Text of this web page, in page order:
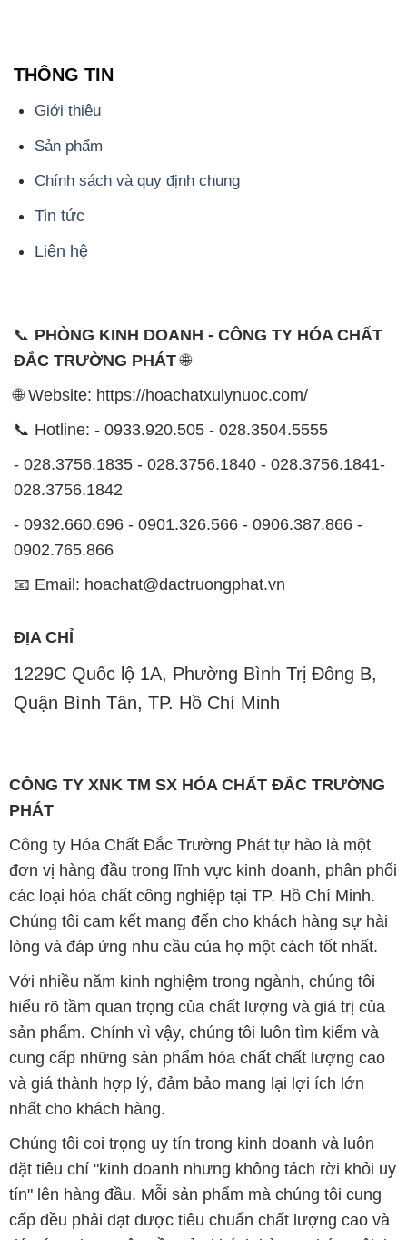
THÔNG TIN
Giới thiệu
Sản phẩm
Chính sách và quy định chung
Tin tức
Liên hệ
📞 PHÒNG KINH DOANH - CÔNG TY HÓA CHẤT
ĐẮC TRƯỜNG PHÁT🌐
🌐 Website: https://hoachatxulynuoc.com/
📞 Hotline: - 0933.920.505 - 028.3504.5555
- 028.3756.1835 - 028.3756.1840 - 028.3756.1841-
028.3756.1842
- 0932.660.696 - 0901.326.566 - 0906.387.866 -
0902.765.866
📧 Email: hoachat@dactruongphat.vn
ĐỊA CHỈ
1229C Quốc lộ 1A, Phường Bình Trị Đông B,
Quận Bình Tân, TP. Hồ Chí Minh
CÔNG TY XNK TM SX HÓA CHẤT ĐẮC TRƯỜNG
PHÁT
Công ty Hóa Chất Đắc Trường Phát tự hào là một
đơn vị hàng đầu trong lĩnh vực kinh doanh, phân phối
các loại hóa chất công nghiệp tại TP. Hồ Chí Minh.
Chúng tôi cam kết mang đến cho khách hàng sự hài
lòng và đáp ứng nhu cầu của họ một cách tốt nhất.
Với nhiều năm kinh nghiệm trong ngành, chúng tôi
hiểu rõ tầm quan trọng của chất lượng và giá trị của
sản phẩm. Chính vì vậy, chúng tôi luôn tìm kiếm và
cung cấp những sản phẩm hóa chất chất lượng cao
và giá thành hợp lý, đảm bảo mang lại lợi ích lớn
nhất cho khách hàng.
Chúng tôi coi trọng uy tín trong kinh doanh và luôn
đặt tiêu chí "kinh doanh nhưng không tách rời khỏi uy
tín" lên hàng đầu. Mỗi sản phẩm mà chúng tôi cung
cấp đều phải đạt được tiêu chuẩn chất lượng cao và